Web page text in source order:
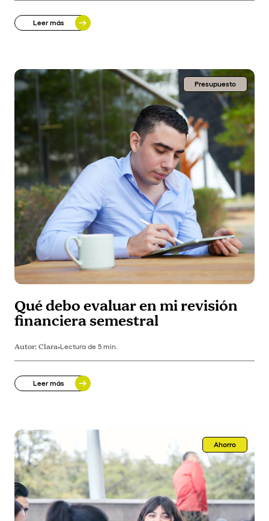
Leer más
Presupuesto
Qué debo evaluar en mi revisión
financiera semestral
Autor:Clara•Lectura de 5 min.
Leer más
Ahorro